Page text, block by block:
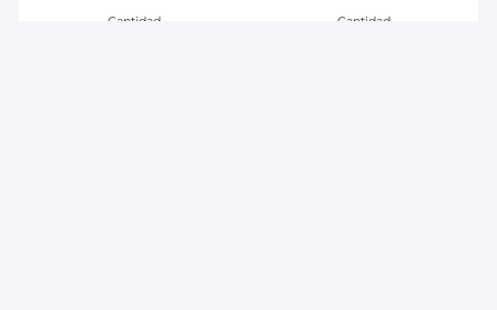
Cantidad Cantidad